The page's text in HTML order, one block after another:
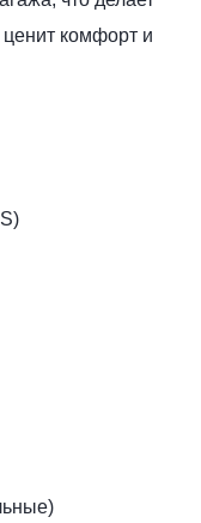
комфорт и